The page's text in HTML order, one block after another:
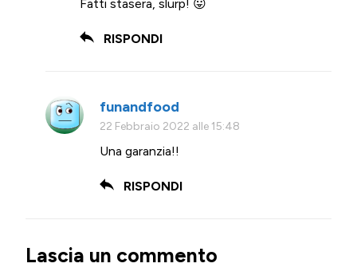
Fatti stasera, slurp! 😛
RISPONDI
funandfood
22 Febbraio 2022 alle 15:48
Una garanzia!!
RISPONDI
Lascia un commento